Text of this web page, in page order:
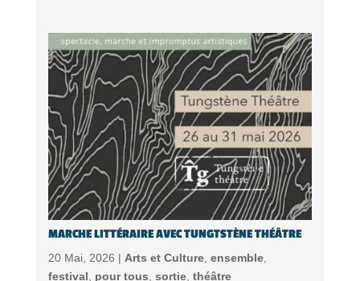
MARCHE LITTÉRAIRE AVEC TUNGTSTÈNE THÉÂTRE
20 Mai, 2026 | Arts et Culture, ensemble,
festival, pour tous, sortie, théâtre